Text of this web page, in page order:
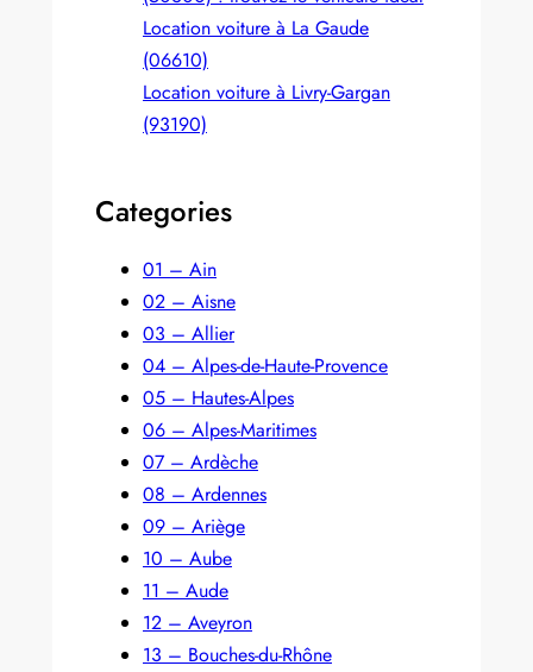
Location voiture à La Gaude
(06610)
Location voiture à Livry-Gargan
(93190)
Categories
01 – Ain
02 – Aisne
03 – Allier
04 – Alpes-de-Haute-Provence
05 – Hautes-Alpes
06 – Alpes-Maritimes
07 – Ardèche
08 – Ardennes
09 – Ariège
10 – Aube
11 – Aude
12 – Aveyron
13 – Bouches-du-Rhône